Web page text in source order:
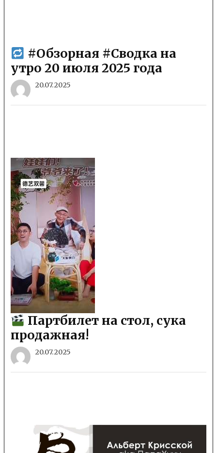
#Обзорная #Сводка на
утро 20 июля 2025 года
20.07.2025
Партбилет на стол, сука
продажная!
20.07.2025